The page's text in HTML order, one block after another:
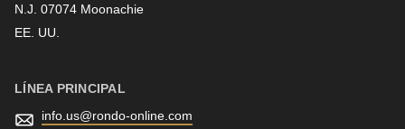
N.J. 07074 Moonachie
EE. UU.
LÍNEA PRINCIPAL
info.us@rondo-online.com